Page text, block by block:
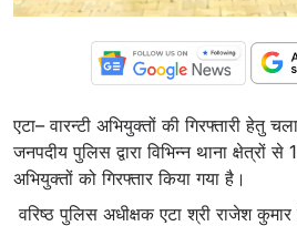
एटा– वारन्टी अभियुक्तों की गिरफ्तारी हेतु
जनपदीय पुलिस द्वारा विभिन्न थाना क्षेत्रों से
अभियुक्तों को गिरफ्तार किया गया है।
वरिष्ठ पुलिस अधीक्षक एटा श्री राजेश